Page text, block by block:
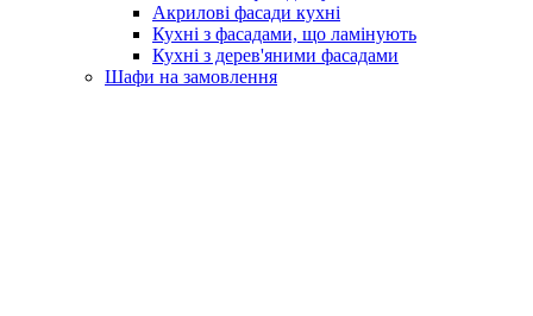
Акрилові фасади кухні
Кухні з фасадами, що ламінують
Кухні з дерев'яними фасадами
Шафи на замовлення